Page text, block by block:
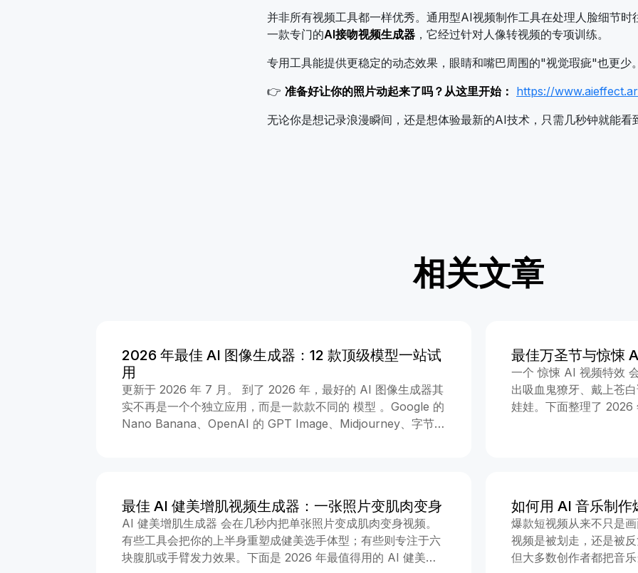
并非所有视频工具都一样优秀。通用型AI视频制作工具在处理人脸细节
一款专门的AI接吻视频生成器 ，它经过针对人像转视频的专项训练。
专用工具能提供更稳定的动态效果，眼睛和嘴巴周围的"视觉瑕疵"也更少
👉 准备好让你的照片动起来了吗？从这里开始： https://
无论你是想记录浪漫瞬间，还是想体验最新的AI技术，只需几秒钟就能看
相关文章
2026 年最佳 AI 图像生成器：12 款顶级模型一站试
用
更新于 2026 年 7 月。 到了 2026 年，最好的 AI 图像生成器其
实不再是一个个独立应用，而是一款款不同的 模型 。Google 的
Nano Banana、OpenAI 的 GPT Image、Midjourney、字节跳
的画面，选择合适的模型，然后生成；下面每个模型都有一个 试
用 按钮，点击后会直接进入生成器，并自动选好对应模型。 简
单来说：想要最真实的图像，用 Nano Banana Pro ；想做文字
和编辑，用 GPT Image 2 ；想要艺术感，用 Midjourney V8.1
最佳万圣节与惊悚
一个 惊悚 AI 视频特效
出吸血鬼獠牙、戴上苍
娃娃。下面整理了
容 — 锋利獠牙咧嘴笑 诡
加上锋利獠牙，在几秒
很快、冲击力强，特别
魔笑容 3. AI 惊魂娃娃
最佳 AI 健美增肌视频生成器：一张照片变肌肉变身
AI 健美增肌生成器 会在几秒内把单张照片变成肌肉变身视频。
有些工具会把你的上半身重塑成健美选手体型；有些则专注于六
块腹肌或手臂发力效果。下面是 2026 年最值得用的 AI 健美增
如何用 AI 音乐制
爆款短视频从来不只是
视频是被划走，还是被
但大多数创作者都把音